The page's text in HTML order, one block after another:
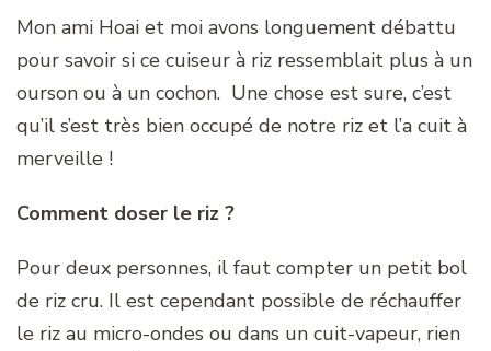
Mon ami Hoai et moi avons longuement débattu
pour savoir si ce cuiseur à riz ressemblait plus à un
ourson ou à un cochon. Une chose est sure, c’est
qu’il s’est très bien occupé de notre riz et l’a cuit à
merveille !
Comment doser le riz ?
Pour deux personnes, il faut compter un petit bol
de riz cru. Il est cependant possible de réchauffer
le riz au micro-ondes ou dans un cuit-vapeur, rien